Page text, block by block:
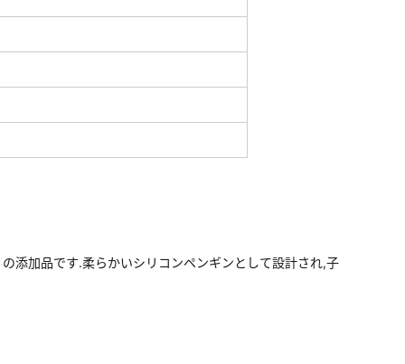
添加品です.柔らかいシリコンペンギンとして設計され,子